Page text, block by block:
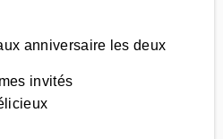
anniversaire les deux
invités